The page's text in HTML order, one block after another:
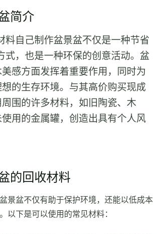
简介
料自己制作盆景盆不仅是一种节省
式，也是一种环保的创意活动。盆
感方面发挥着重要作用，同时为
的生存环境。与其高价购买现成
围的许多材料，如旧陶瓷、木
用的金属罐，创造出具有个人风
的回收材料
景盆不仅有助于保护环境，还能以低成本
以下是可以使用的常见材料：